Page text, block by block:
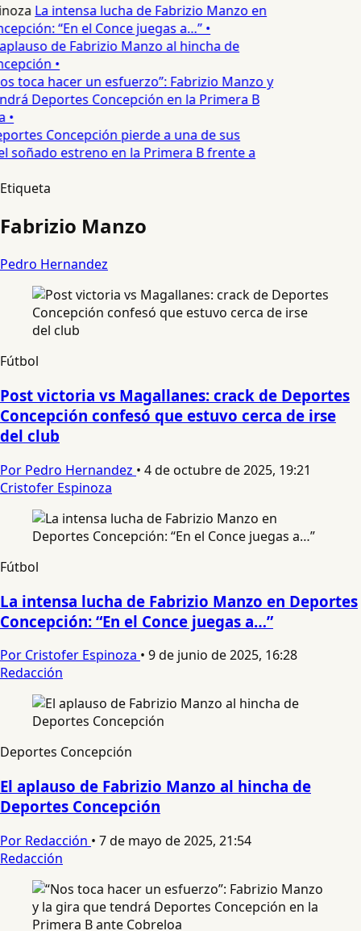
La intensa lucha de Fabrizio Manzo en
“En el Conce juegas a…” •
de Fabrizio Manzo al hincha de
•
toca hacer un esfuerzo”: Fabrizio Manzo y
Deportes Concepción en la Primera B
•
Concepción pierde a una de sus
soñado estreno en la Primera B frente a
Etiqueta
Fabrizio Manzo
Pedro Hernandez
Fútbol
Post victoria vs Magallanes: crack de Deportes
Concepción confesó que estuvo cerca de irse
del club
Por Pedro Hernandez • 4 de octubre de 2025, 19:21
Cristofer Espinoza
Fútbol
La intensa lucha de Fabrizio Manzo en Deportes
Concepción: “En el Conce juegas a…”
Por Cristofer Espinoza • 9 de junio de 2025, 16:28
Redacción
Deportes Concepción
El aplauso de Fabrizio Manzo al hincha de
Deportes Concepción
Por Redacción • 7 de mayo de 2025, 21:54
Redacción